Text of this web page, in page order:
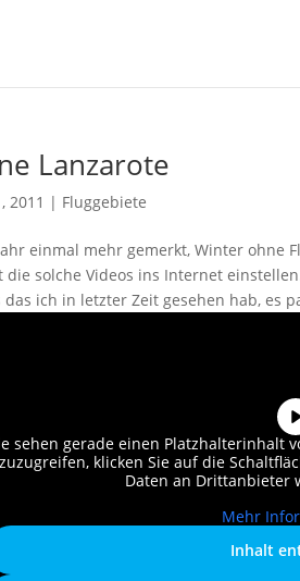
Lanzarote
2011 | Fluggebiete
einmal mehr gemerkt, Winter ohne
die solche Videos ins Internet
ich in letzter Zeit gesehen hab, es
sehen gerade einen Platzhalterinhalt
zuzugreifen, klicken Sie auf die
Daten an Drittanbieter
Mehr
Inhalt